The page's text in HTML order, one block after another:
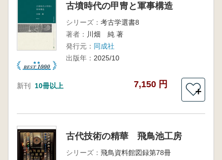
古墳時代の甲冑と軍事構造
シリーズ： 考古学選書8
著者： 川畑 純 著
発行元： 同成社
出版年： 2025/10
新刊 10冊以上 7,150 円
＋
古代技術の精華 飛鳥池工房
シリーズ： 飛鳥資料館図録第78冊